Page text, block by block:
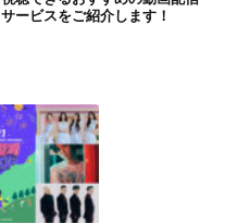
サービスをご紹介します！